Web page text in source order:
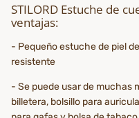
STILORD Estuche de
ventajas:
- Pequeño estuche de piel
resistente
- Se puede usar de muchas
billetera, bolsillo para